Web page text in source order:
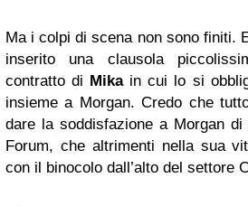
Ma i colpi di scena non sono finiti.
inserito una clausola
contratto di Mikain cui lo si
insieme a Morgan. Credo che
dare la soddisfazione a Morgan
Forum, che altrimenti nella sua
con il binocolo dall’alto del settore